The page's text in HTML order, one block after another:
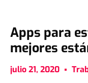
Apps para
mejores
julio 21, 2020